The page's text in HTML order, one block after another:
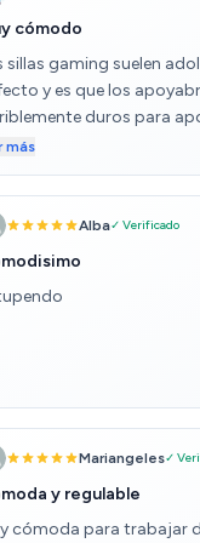
cómodo
sillas gaming suelen
y es que los
duros para
Gracias a este
del apoyabrazos
cómodo poder
si o si esta compra.
más
Alba✓ Verificado
Mariangeles✓
y regulable
cómoda para trabajar